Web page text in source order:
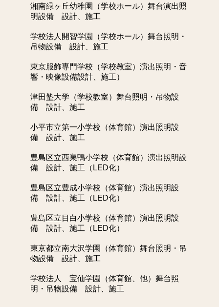
湘南緑ヶ丘幼稚園（学校ホール）舞台演出照
明設備 設計、施工
学校法人開智学園（学校ホール）舞台照明・
吊物設備 設計、施工
東京服飾専門学校（学校教室）演出照明・音
響・映像設備設計、施工）
津田塾大学（学校教室）舞台照明・吊物設
備 設計、施工
小平市立第一小学校（体育館）演出照明設
備 設計、施工
豊島区立西巣鴨小学校（体育館）演出照明設
備 設計、施工（LED化）
豊島区立豊成小学校（体育館）演出照明設
備 設計、施工（LED化）
豊島区立目白小学校（体育館）演出照明設
備 設計、施工（LED化）
東京都立南大沢学園（体育館）舞台照明・吊
物設備 設計、施工
学校法人 宝仙学園（体育館、他）舞台照
明・吊物設備 設計、施工